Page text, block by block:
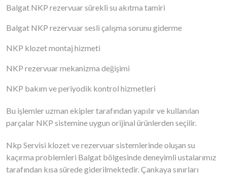
Balgat NKP rezervuar sürekli su akıtma tamiri
Balgat NKP rezervuar sesli çalışma sorunu giderme
NKP klozet montaj hizmeti
NKP rezervuar mekanizma değişimi
NKP bakım ve periyodik kontrol hizmetleri
Bu işlemler uzman ekipler tarafından yapılır ve kullanılan
parçalar NKP sistemine uygun orijinal ürünlerden seçilir.
Nkp Servisi klozet ve rezervuar sistemlerinde oluşan su
kaçırma problemleri Balgat bölgesinde deneyimli ustalarımız
tarafından kısa sürede giderilmektedir. Çankaya sınırları